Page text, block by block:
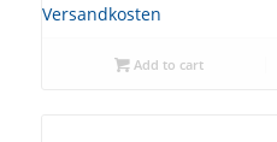
Versandkosten
Add to cart